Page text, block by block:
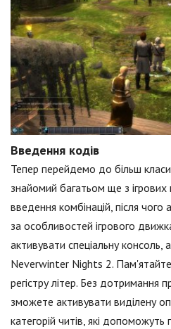
Введення кодів
Тепер перейдемо до більш
знайомий багатьом ще з
введення комбінацій, після чого
за особливостей ігрового
активувати спеціальну
Neverwinter Nights 2.
регістру літер. Без дотримання
зможете активувати виділену
категорій читів, які допоможуть